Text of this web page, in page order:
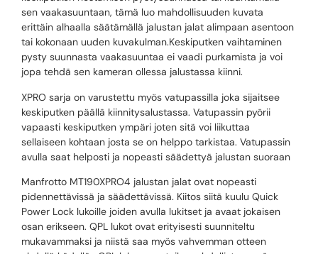
sen vaakasuuntaan, tämä luo mahdollisuuden kuvata
erittäin alhaalla säätämällä jalustan jalat alimpaan asentoon
tai kokonaan uuden kuvakulman.Keskiputken vaihtaminen
pysty suunnasta vaakasuuntaa ei vaadi purkamista ja voi
jopa tehdä sen kameran ollessa jalustassa kiinni.
XPRO sarja on varustettu myös vatupassilla joka sijaitsee
keskiputken päällä kiinnitysalustassa. Vatupassin pyörii
vapaasti keskiputken ympäri joten sitä voi liikuttaa
sellaiseen kohtaan josta se on helppo tarkistaa. Vatupassin
avulla saat helposti ja nopeasti säädettyä jalustan suoraan
Manfrotto MT190XPRO4 jalustan jalat ovat nopeasti
pidennettävissä ja säädettävissä. Kiitos siitä kuulu Quick
Power Lock lukoille joiden avulla lukitset ja avaat jokaisen
osan erikseen. QPL lukot ovat erityisesti suunniteltu
mukavammaksi ja niistä saa myös vahvemman otteen